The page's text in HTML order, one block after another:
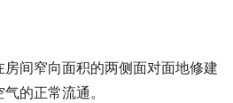
间窄向面积的两侧面对面地修建
的正常流通。